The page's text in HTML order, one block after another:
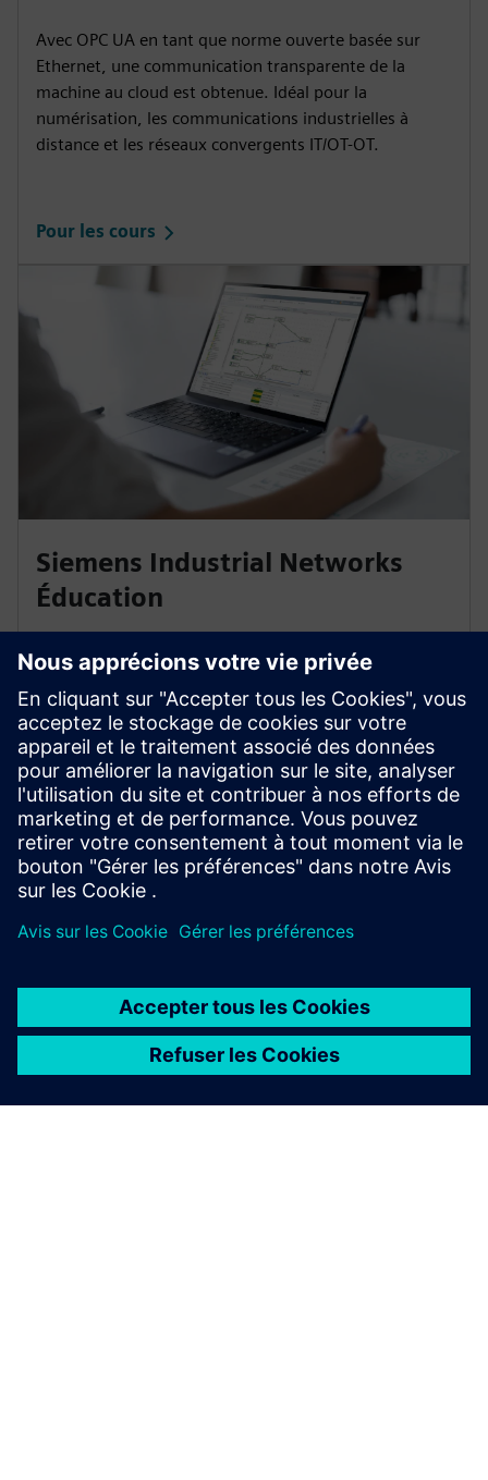
Avec OPC UA en tant que norme ouverte basée sur
Ethernet, une communication transparente de la
machine au cloud est obtenue. Idéal pour la
numérisation, les communications industrielles à
distance et les réseaux convergents IT/OT-OT.
Pour les cours
Siemens Industrial Networks
Éducation
Planifier, sécuriser et optimiser les réseaux de
communication industriels, et les connecter à un
réseau d'entreprise, exige de l'expertise. Nos training
et certifications sont basées sur les normes
internationales de l'Industrial Ethernet.
Pour les cours